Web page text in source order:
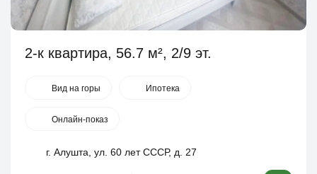
2-к квартира, 56.7 м², 2/9 эт.
Вид на горы Ипотека
Онлайн-показ
г. Алушта, ул. 60 лет СССР, д. 27